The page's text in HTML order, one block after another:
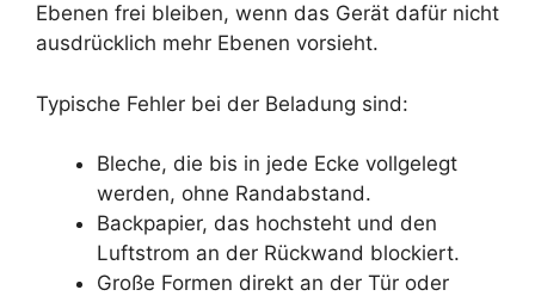
Ebenen frei bleiben, wenn das Gerät dafür nicht
ausdrücklich mehr Ebenen vorsieht.
Typische Fehler bei der Beladung sind:
Bleche, die bis in jede Ecke vollgelegt
werden, ohne Randabstand.
Backpapier, das hochsteht und den
Luftstrom an der Rückwand blockiert.
Große Formen direkt an der Tür oder